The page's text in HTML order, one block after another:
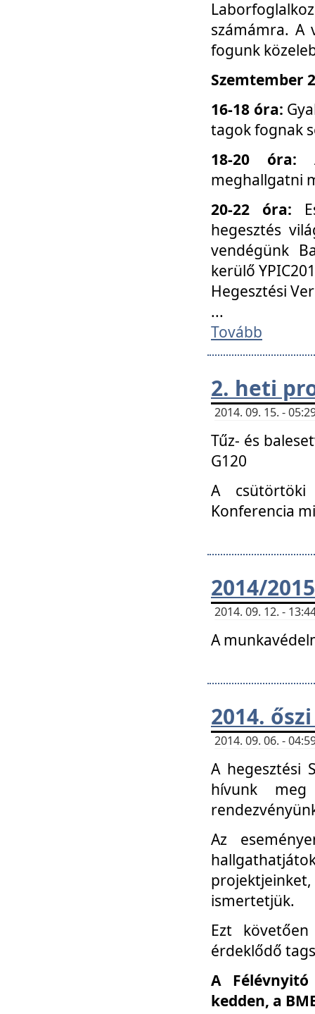
számámra. A
fogunk
Szemtember
16-18 óra:
tagok fognak
18-20 óra:
meghallgatni
20-22 óra:
hegesztés
vendégünk
kerülő
Hegesztési
...
Tovább
2. heti
2014. 09. 15. -
Tűz- és
G120
A csütörtöki
Konferencia
2014/
2014. 09. 12. -
A
2014.
2014. 09. 06. -
A hegesztési
hívunk
Az
ismertetjük.
Ezt
érdeklődő
A
kedden, a